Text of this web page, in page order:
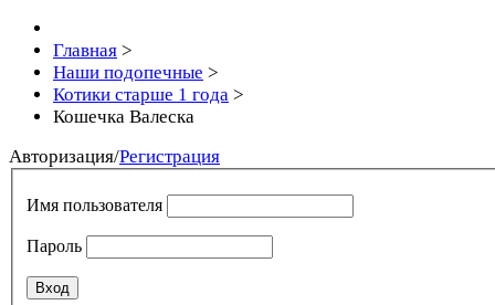
Главная >
Наши подопечные >
Котики старше 1 года >
Кошечка Валеска
Авторизация/Регистрация
Имя пользователя
Пароль